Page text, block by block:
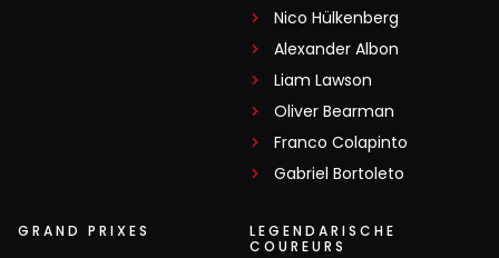
Nico Hülkenberg
Alexander Albon
Liam Lawson
Oliver Bearman
Franco Colapinto
Gabriel Bortoleto
GRAND PRIXES
LEGENDARISCHE
COUREURS